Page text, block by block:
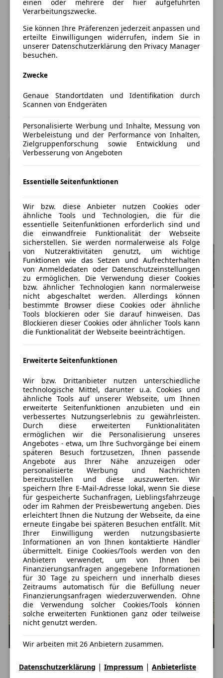
Seat Leon
Treibstoff
Benzin
Leistung
116 PS
Zustand
Neu
ab 236,81 €
24 Monate
Verfügbar: Sofort
Kombinierter Kraftstoffverbrauch: 5,4 l/100 km;
Kombinierte CO2-Emission: 124,0 g/km; CO2-Klasse: D
Privat- & Gewerbekunden
Treibstoff
Benzin
Leistung
150 PS
Zustand
Gebraucht: 1.390 km
ab243,66 € 204,76 €exkl. MwSt.
54 Monate|10.000 km / Jahr(anpassbar)
Verfügbar: Sofort
Kombinierter Kraftstoffverbrauch: 5,1 l/100 km;
Kombinierte CO2-Emission: 117,0 g/km; CO2-Klasse: D
Nur Gewerbekunden
einen oder mehrere der hier aufgeführten
Verarbeitungszwecke.
Sie können Ihre Präferenzen jederzeit anpassen und
erteilte Einwilligungen widerrufen, indem Sie in
unserer Datenschutzerklärung den Privacy Manager
besuchen.
Zwecke
Genaue Standortdaten und Identifikation durch
Scannen von Endgeräten
Personalisierte Werbung und Inhalte, Messung von
Werbeleistung und der Performance von Inhalten,
Zielgruppenforschung sowie Entwicklung und
Verbesserung von Angeboten
Essentielle Seitenfunktionen
Wir bzw. diese Anbieter nutzen Cookies oder
ähnliche Tools und Technologien, die für die
essentielle Seitenfunktionen erforderlich sind und
die einwandfreie Funktionalität der Webseite
sicherstellen. Sie werden normalerweise als Folge
von Nutzeraktivitäten genutzt, um wichtige
Funktionen wie das Setzen und Aufrechterhalten
von Anmeldedaten oder Datenschutzeinstellungen
zu ermöglichen. Die Verwendung dieser Cookies
bzw. ähnlicher Technologien kann normalerweise
nicht abgeschaltet werden. Allerdings können
bestimmte Browser diese Cookies oder ähnliche
Tools blockieren oder Sie darauf hinweisen. Das
Blockieren dieser Cookies oder ähnlicher Tools kann
die Funktionalität der Webseite beeinträchtigen.
Erweiterte Seitenfunktionen
Wir bzw. Drittanbieter nutzen unterschiedliche
technologische Mittel, darunter u.a. Cookies und
ähnliche Tools auf unserer Webseite, um Ihnen
erweiterte Seitenfunktionen anzubieten und ein
verbessertes Nutzungserlebnis zu gewährleisten.
Durch diese erweiterten Funktionalitäten
ermöglichen wir die Personalisierung unseres
Angebotes - etwa, um Ihre Suchvorgänge bei einem
späteren Besuch fortzusetzen, Ihnen passende
Angebote aus Ihrer Nähe anzuzeigen oder
personalisierte Werbung und Nachrichten
bereitzustellen und diese auszuwerten. Wir
speichern Ihre E-Mail-Adresse lokal, wenn Sie diese
für gespeicherte Suchanfragen, Lieblingsfahrzeuge
oder im Rahmen der Preisbewertung angeben. Dies
erleichtert Ihnen die Nutzung der Webseite, da eine
erneute Eingabe bei späteren Besuchen entfällt. Mit
Ihrer Einwilligung werden nutzungsbasierte
Informationen an von Ihnen kontaktierte Händler
übermittelt. Einige Cookies/Tools werden von den
Anbietern verwendet, um von Ihnen bei
Finanzierungsanfragen angegebene Informationen
für 30 Tage zu speichern und innerhalb dieses
Zeitraums automatisch für die Befüllung neuer
Finanzierungsanfragen wiederzuverwenden. Ohne
die Verwendung solcher Cookies/Tools können
solche erweiterten Funktionen ganz oder teilweise
nicht genutzt werden.
Wir arbeiten mit 26 Anbietern zusammen.
Datenschutzerklärung | Impressum | Anbieterliste